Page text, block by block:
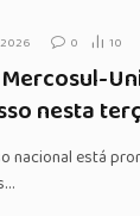
0 10
nesta
nacional está